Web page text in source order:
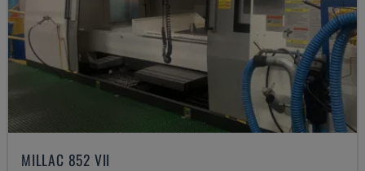
MILLAC 852 VII